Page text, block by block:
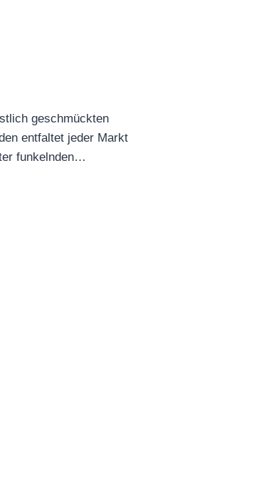
geschmückten
entfaltet jeder Markt
funkelnden…